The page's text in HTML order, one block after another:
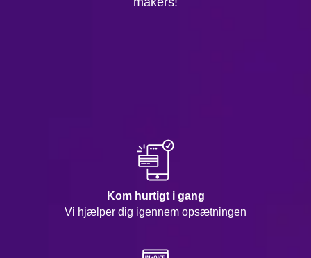
Kom hurtigt i gang
Vi hjælper dig igennem opsætningen